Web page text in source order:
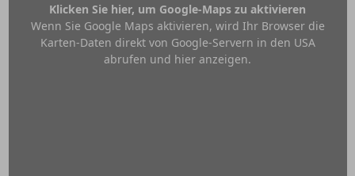
Klicken Sie hier, um Google-Maps zu aktivieren
Wenn Sie Google Maps aktivieren, wird Ihr Browser die
Karten-Daten direkt von Google-Servern in den USA
abrufen und hier anzeigen.